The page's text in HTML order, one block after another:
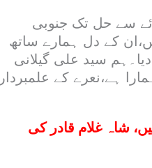
سے حل تک جنوبی
کے دل ہمارے ساتھ
سید علی گیلانی
ہے،نعرے کے علمبردار
شاہ غلام قادر کی